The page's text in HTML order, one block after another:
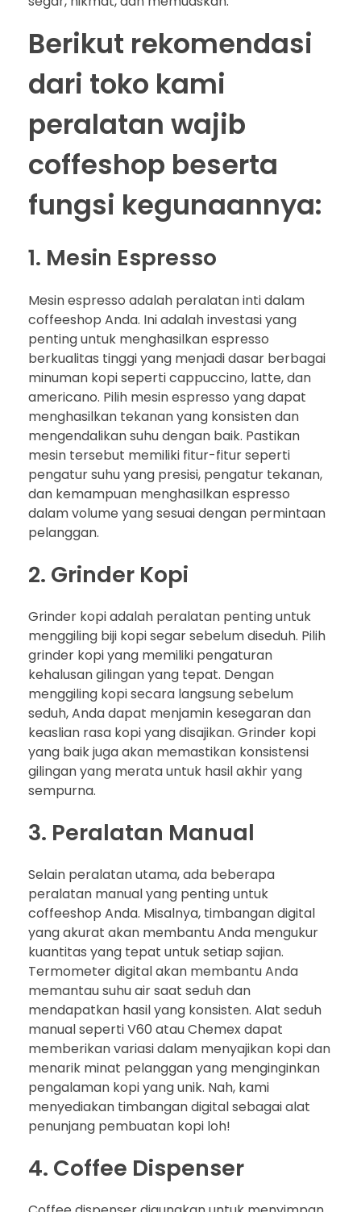
Berikut rekomendasi
dari toko kami
peralatan wajib
coffeshop beserta
fungsi kegunaannya:
1. Mesin Espresso
Mesin espresso adalah peralatan inti dalam
coffeeshop Anda. Ini adalah investasi yang
penting untuk menghasilkan espresso
berkualitas tinggi yang menjadi dasar berbagai
minuman kopi seperti cappuccino, latte, dan
americano. Pilih mesin espresso yang dapat
menghasilkan tekanan yang konsisten dan
mengendalikan suhu dengan baik. Pastikan
mesin tersebut memiliki fitur-fitur seperti
pengatur suhu yang presisi, pengatur tekanan,
dan kemampuan menghasilkan espresso
dalam volume yang sesuai dengan permintaan
pelanggan.
2. Grinder Kopi
Grinder kopi adalah peralatan penting untuk
menggiling biji kopi segar sebelum diseduh. Pilih
grinder kopi yang memiliki pengaturan
kehalusan gilingan yang tepat. Dengan
menggiling kopi secara langsung sebelum
seduh, Anda dapat menjamin kesegaran dan
keaslian rasa kopi yang disajikan. Grinder kopi
yang baik juga akan memastikan konsistensi
gilingan yang merata untuk hasil akhir yang
sempurna.
3. Peralatan Manual
Selain peralatan utama, ada beberapa
peralatan manual yang penting untuk
coffeeshop Anda. Misalnya, timbangan digital
yang akurat akan membantu Anda mengukur
kuantitas yang tepat untuk setiap sajian.
Termometer digital akan membantu Anda
memantau suhu air saat seduh dan
mendapatkan hasil yang konsisten. Alat seduh
manual seperti V60 atau Chemex dapat
memberikan variasi dalam menyajikan kopi dan
menarik minat pelanggan yang menginginkan
pengalaman kopi yang unik. Nah, kami
menyediakan timbangan digital sebagai alat
penunjang pembuatan kopi loh!
4. Coffee Dispenser